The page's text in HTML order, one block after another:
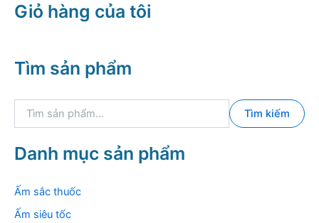
Giỏ hàng của tôi
Tìm sản phẩm
k
i
m
Tìm kiếm
Danh mục sản phẩm
Ấm sắc thuốc
Ấm siêu tốc